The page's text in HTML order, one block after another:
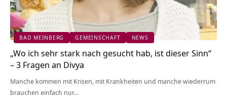
BAD MEINBERG GEMEINSCHAFT NEWS
„Wo ich sehr stark nach gesucht hab, ist dieser Sinn“
– 3 Fragen an Divya
Manche kommen mit Krisen, mit Krankheiten und manche wiederrum
brauchen einfach nur…